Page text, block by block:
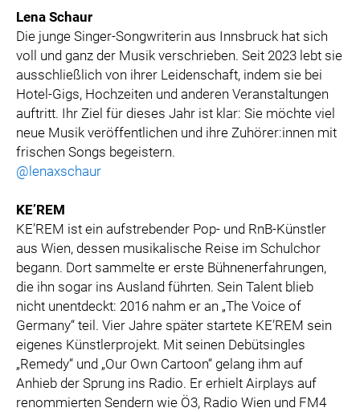
Lena Schaur
Die junge Singer-Songwriterin aus Innsbruck hat sich
voll und ganz der Musik verschrieben. Seit 2023 lebt sie
ausschließlich von ihrer Leidenschaft, indem sie bei
Hotel-Gigs, Hochzeiten und anderen Veranstaltungen
auftritt. Ihr Ziel für dieses Jahr ist klar: Sie möchte viel
neue Musik veröffentlichen und ihre Zuhörer:innen mit
frischen Songs begeistern.
@lenaxschaur
KE’REM
KE’REM ist ein aufstrebender Pop- und RnB-Künstler
aus Wien, dessen musikalische Reise im Schulchor
begann. Dort sammelte er erste Bühnenerfahrungen,
die ihn sogar ins Ausland führten. Sein Talent blieb
nicht unentdeckt: 2016 nahm er an „The Voice of
Germany“ teil. Vier Jahre später startete KE’REM sein
eigenes Künstlerprojekt. Mit seinen Debütsingles
„Remedy“ und „Our Own Cartoon“ gelang ihm auf
Anhieb der Sprung ins Radio. Er erhielt Airplays auf
renommierten Sendern wie Ö3, Radio Wien und FM4